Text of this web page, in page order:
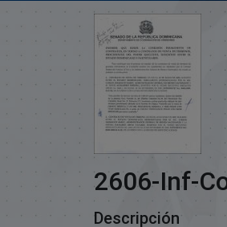
2606-Inf-
Descripción